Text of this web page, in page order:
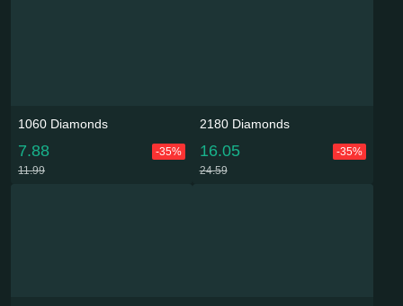
1060 Diamonds
7.88
-35%
11.99
2180 Diamonds
16.05
-35%
24.59